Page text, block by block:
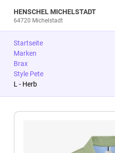
HENSCHEL MICHELSTADT
64720 Michelstadt
Startseite
Marken
Brax
Style Pete
L - Herb